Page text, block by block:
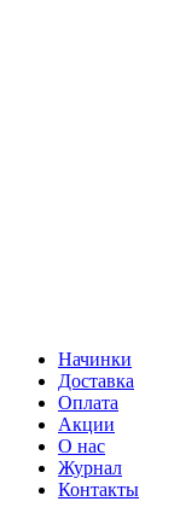
Начинки
Доставка
Оплата
Акции
О нас
Журнал
Контакты